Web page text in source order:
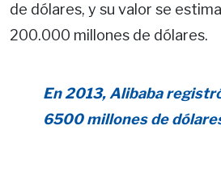
de dólares, y su valor se
200.000 millones de dólares.
En 2013, Alibaba
6500 millones de